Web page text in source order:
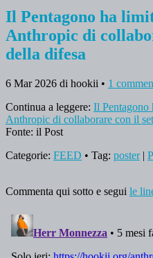
Il Pentagono ha
Anthropic di
della difesa
6 Mar 2026 di hookii • 1
Continua a leggere: Il Pentagono
Anthropic di collaborare con il
Fonte: il Post
Categorie: FEED • Tag: poster|
Commenta qui sotto e segui le